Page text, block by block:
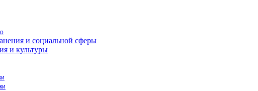
и социальной сферы
и культуры